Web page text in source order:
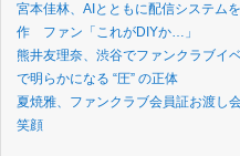
宮本佳林、AIとともに配信システム
作 ファン「これがDIYか…」
熊井友理奈、渋谷でファンクラブ
で明らかになる “圧” の正体
夏焼雅、ファンクラブ会員証お渡し
笑顔